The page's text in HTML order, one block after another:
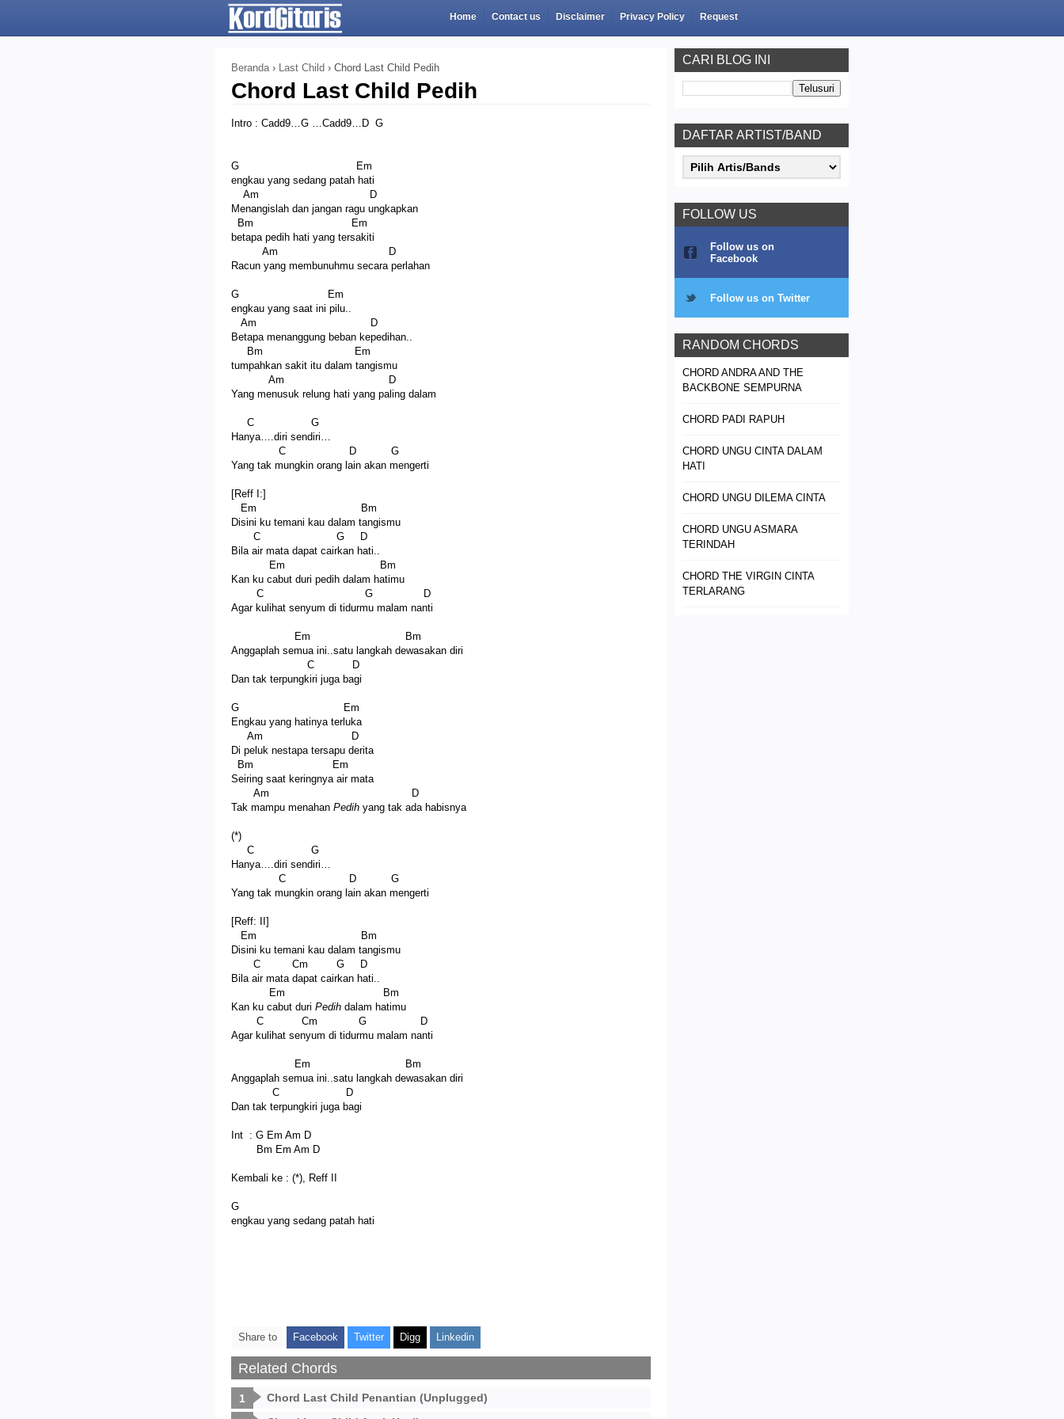
Home Contact us Disclaimer Privacy Policy Request
Beranda › Last Child › Chord Last Child Pedih
Chord Last Child Pedih
Intro : Cadd9…G …Cadd9…D G
G Em
engkau yang sedang patah hati
Am D
Menangislah dan jangan ragu ungkapkan
Bm Em
betapa pedih hati yang tersakiti
Am D
Racun yang membunuhmu secara perlahan
G Em
engkau yang saat ini pilu..
Am D
Betapa menanggung beban kepedihan..
Bm Em
tumpahkan sakit itu dalam tangismu
Am D
Yang menusuk relung hati yang paling dalam
C G
Hanya….diri sendiri…
C D G
Yang tak mungkin orang lain akan mengerti
[Reff I:]
Em Bm
Disini ku temani kau dalam tangismu
C G D
Bila air mata dapat cairkan hati..
Em Bm
Kan ku cabut duri pedih dalam hatimu
C G D
Agar kulihat senyum di tidurmu malam nanti
Em Bm
Anggaplah semua ini..satu langkah dewasakan diri
C D
Dan tak terpungkiri juga bagi
G Em
Engkau yang hatinya terluka
Am D
Di peluk nestapa tersapu derita
Bm Em
Seiring saat keringnya air mata
Am D
Tak mampu menahan Pedih yang tak ada habisnya
(*)
C G
Hanya….diri sendiri…
C D G
Yang tak mungkin orang lain akan mengerti
[Reff: II]
Em Bm
Disini ku temani kau dalam tangismu
C Cm G D
Bila air mata dapat cairkan hati..
Em Bm
Kan ku cabut duri Pedih dalam hatimu
C Cm G D
Agar kulihat senyum di tidurmu malam nanti
Em Bm
Anggaplah semua ini..satu langkah dewasakan diri
C D
Dan tak terpungkiri juga bagi
Int : G Em Am D
Bm Em Am D
Kembali ke : (*), Reff II
G
engkau yang sedang patah hati
Share to Facebook Twitter Digg Linkedin
Related Chords
Chord Last Child Penantian (Unplugged)
CARI BLOG INI
DAFTAR ARTIST/BAND
FOLLOW US
Follow us on
Facebook
Follow us on Twitter
RANDOM CHORDS
CHORD ANDRA AND THE
BACKBONE SEMPURNA
CHORD PADI RAPUH
CHORD UNGU CINTA DALAM
HATI
CHORD UNGU DILEMA CINTA
CHORD UNGU ASMARA
TERINDAH
CHORD THE VIRGIN CINTA
TERLARANG